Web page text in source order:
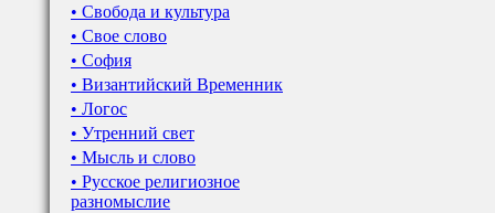
• Свобода и культура
• Свое слово
• София
• Византийский Временник
• Логос
• Утренний свет
• Мысль и слово
• Русское религиозное
разномыслие